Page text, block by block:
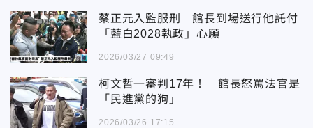
蔡正元入監服刑 館長到場送行他託付
「藍白2028執政」心願
2026/03/27 09:49
柯文哲一審判17年！ 館長怒罵法官是
「民進黨的狗」
2026/03/26 17:15